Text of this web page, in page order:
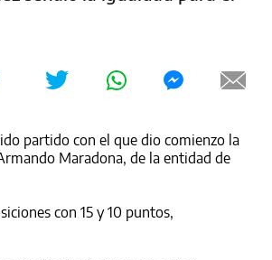
partido con el que dio comienzo la
Maradona, de la entidad de
con 15 y 10 puntos,